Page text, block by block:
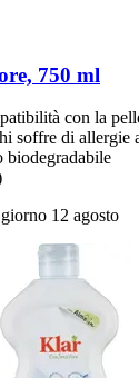
750 ml
con la
soffre di allergie
biodegradabile
12 agosto